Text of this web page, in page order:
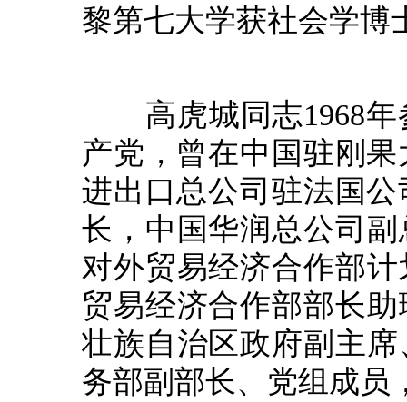
黎第七大学获社会学博
高虎城同志1968年
产党，曾在中国驻刚
进出口总公司驻法国
长，中国华润总公司
对外贸易经济合作部
贸易经济合作部部长
壮族自治区政府副主席
务部副部长、党组成员